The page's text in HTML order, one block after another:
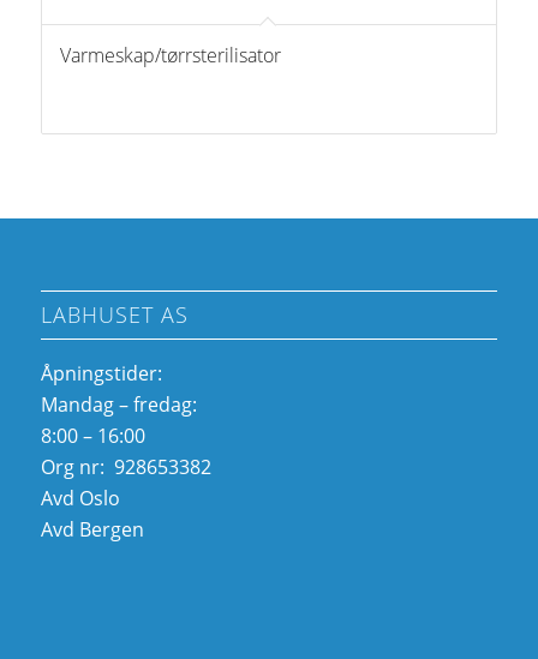
Varmeskap/tørrsterilisator
LABHUSET AS
Åpningstider:
Mandag – fredag:
8:00 – 16:00
Org nr: 928653382
Avd Oslo
Avd Bergen